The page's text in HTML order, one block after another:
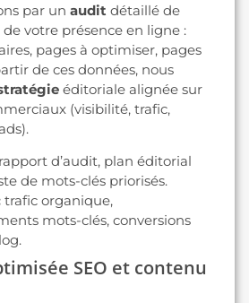
par un audit détaillé de
votre présence en ligne :
pages à optimiser, pages
de ces données, nous
éditoriale alignée sur
(visibilité, trafic,
rapport d’audit, plan éditorial
de mots-clés priorisés.
trafic organique,
mots-clés, conversions
SEO et contenu